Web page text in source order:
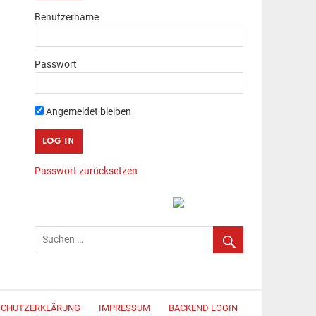
Benutzername
Passwort
Angemeldet bleiben
Passwort zurücksetzen
IMPRESSUM BACKEND LOGIN